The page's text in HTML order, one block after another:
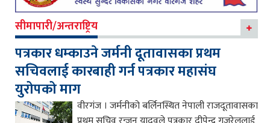
सीमापारी/अन्तराष्ट्रिय
पत्रकार धम्काउने जर्मनी दूतावासका प्रथम
सचिवलाई कारबाही गर्न पत्रकार महासंघ
युरोपको माग
वीरगंज । जर्मनीको बर्लिनस्थित नेपाली राजदूतावासका